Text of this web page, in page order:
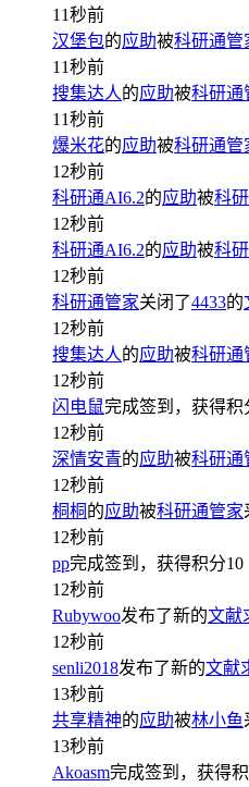
11秒前
汉堡包的应助被科研通管
11秒前
搜集达人的应助被科研通
11秒前
爆米花的应助被科研通管
12秒前
科研通AI6.2的应助被科
12秒前
科研通AI6.2的应助被科
12秒前
科研通管家关闭了4433的
12秒前
搜集达人的应助被科研通
12秒前
闪电鼠完成签到，获得积
12秒前
深情安青的应助被科研通
12秒前
桐桐 的应助被科研通管家
12秒前
pp完成签到，获得积分10
12秒前
Rubywoo发布了新的文献
12秒前
senli2018发布了新的文献
13秒前
共享精神的应助被林小鱼
13秒前
Akoasm完成签到，获得